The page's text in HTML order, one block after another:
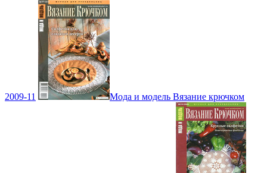
2009-11 Мода и модель Вязание крючком